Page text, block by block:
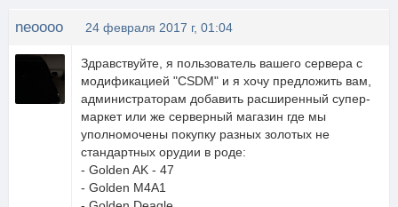
neoooo 24 февраля 2017 г, 01:04
Здравствуйте, я пользователь вашего сервера с
модификацией "CSDM" и я хочу предложить вам,
администраторам добавить расширенный супер-
маркет или же серверный магазин где мы
уполномочены покупку разных золотых не
стандартных орудии в роде:
- Golden AK - 47
- Golden M4A1